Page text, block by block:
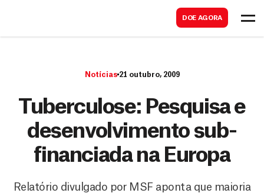
DOE AGORA
Notícias 21 outubro, 2009
Tuberculose: Pesquisa e
desenvolvimento sub-
financiada na Europa
Relatório divulgado por MSF aponta que maioria
a